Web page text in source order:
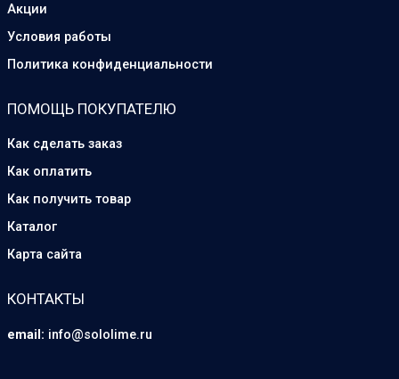
Акции
Условия работы
Политика конфиденциальности
ПОМОЩЬ ПОКУПАТЕЛЮ
Как сделать заказ
Как оплатить
Как получить товар
Каталог
Карта сайта
КОНТАКТЫ
email: info@sololime.ru